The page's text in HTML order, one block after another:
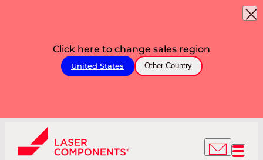
Click here to change sales region
United States Other Country